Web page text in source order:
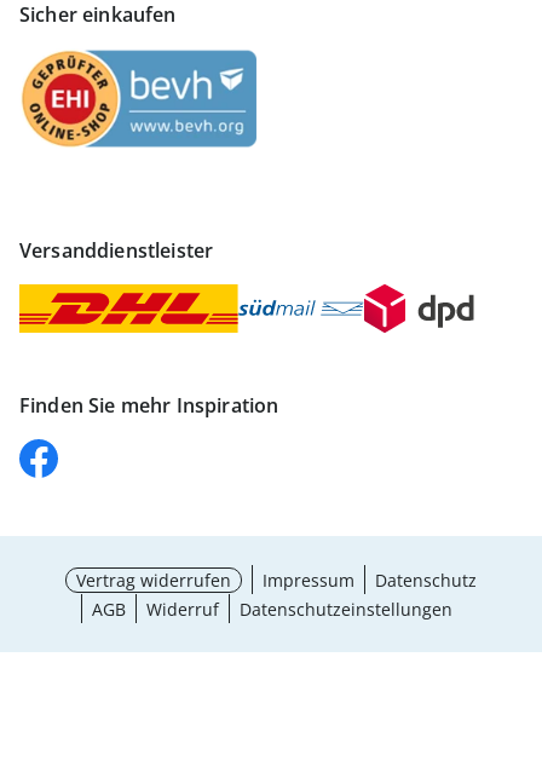
Sicher einkaufen
Versanddienstleister
Finden Sie mehr Inspiration
Vertrag widerrufen Impressum
Datenschutz
AGB
Widerruf Datenschutzeinstellungen